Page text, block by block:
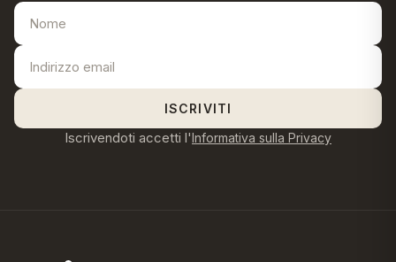
ISCRIVITI
Iscrivendoti accetti l'Informativa sulla Privacy